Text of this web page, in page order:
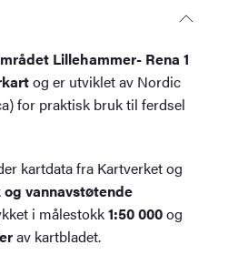
Lillehammer- Rena 1
og er utviklet av Nordic
for praktisk bruk til ferdsel
kartdata fra Kartverket og
vannavstøtende
i målestokk1:50 000og
av kartbladet.